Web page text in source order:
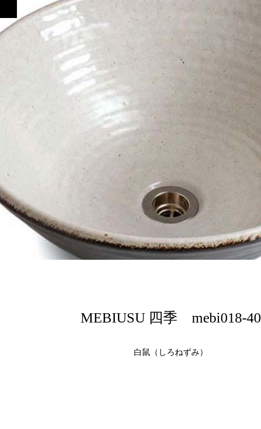
MEBIUSU 四季 mebi018-40
白鼠（しろねずみ）